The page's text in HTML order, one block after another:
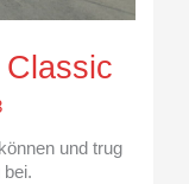
und trug